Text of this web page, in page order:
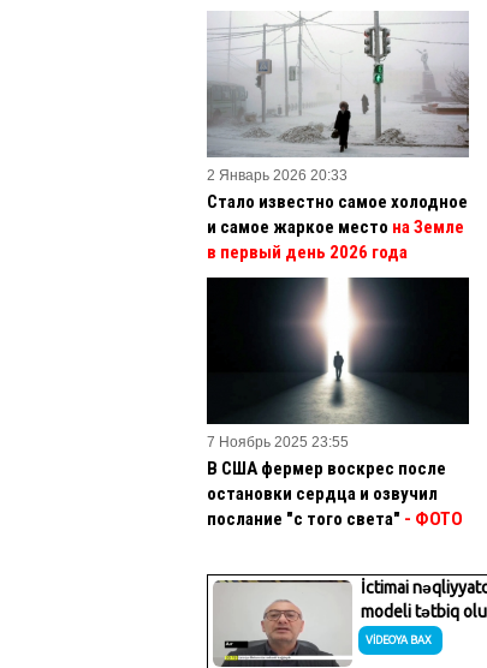
2 Январь 2026 20:33
Стало известно самое холодное
и самое жаркое место на Земле
в первый день 2026 года
7 Ноябрь 2025 23:55
В США фермер воскрес после
остановки сердца и озвучил
послание "с того света" - ФОТО